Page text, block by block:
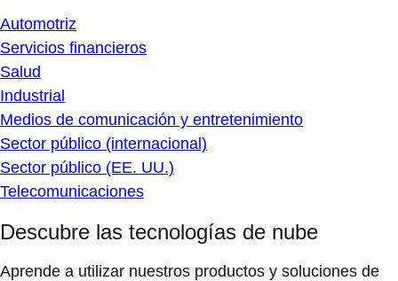
Automotriz
Servicios financieros
Salud
Industrial
Medios de comunicación y entretenimiento
Sector público (internacional)
Sector público (EE. UU.)
Telecomunicaciones
Descubre las tecnologías de nube
Aprende a utilizar nuestros productos y soluciones de